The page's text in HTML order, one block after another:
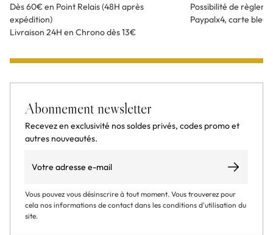
Dès 60€ en Point Relais (48H après
expédition)
Livraison 24H en Chrono dès 13€
Possibilité de
Paypalx4, carte
Abonnement newsletter
Recevez en exclusivité nos soldes privés, codes promo et
autres nouveautés.
S’abonner
Vous pouvez vous désinscrire à tout moment. Vous trouverez pour
cela nos informations de contact dans les conditions d'utilisation du
site.